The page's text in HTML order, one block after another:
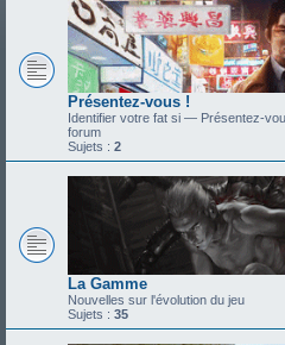
Présentez-vous !
Identifier votre fat si — Présentez-
forum
Sujets : 2
La Gamme
Nouvelles sur l'évolution du jeu
Sujets : 35